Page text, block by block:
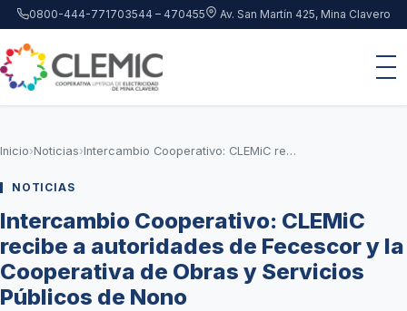
Saltar al contenido principal
0800-444-771703544 – 470455 Av. San Martín 425, Mina Clavero
Inicio›Noticias› Intercambio Cooperativo: CLEMiC recibe a autoridades de Fecescor y la Cooperativa de Obras y Servicios Públicos de Nono
NOTICIAS
Intercambio Cooperativo: CLEMiC
recibe a autoridades de Fecescor y la
Cooperativa de Obras y Servicios
Públicos de Nono